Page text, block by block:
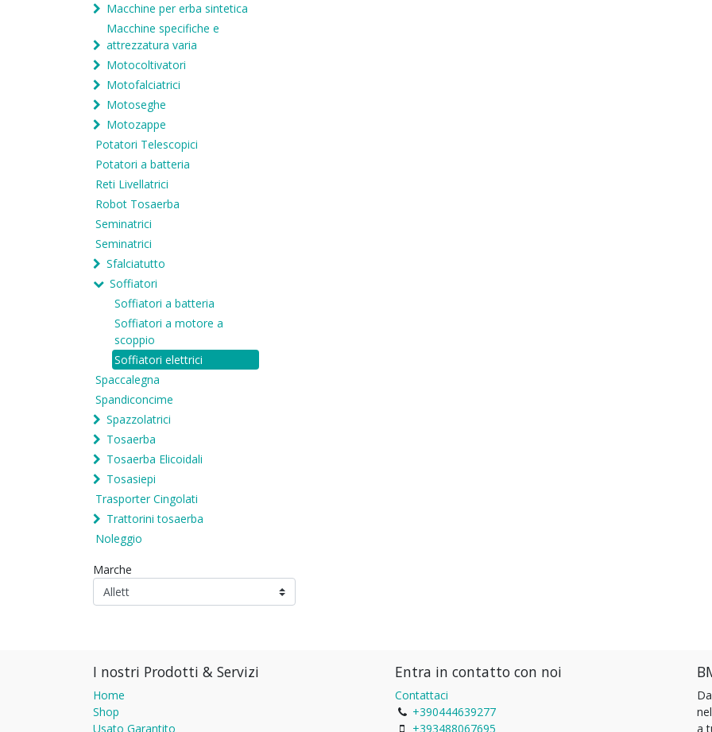
Macchine per erba sintetica
Macchine specifiche e
attrezzatura varia
Motocoltivatori
Motofalciatrici
Motoseghe
Motozappe
Potatori Telescopici
Potatori a batteria
Reti Livellatrici
Robot Tosaerba
Seminatrici
Seminatrici
Sfalciatutto
Soffiatori
Soffiatori a batteria
Soffiatori a motore a
scoppio
Soffiatori elettrici
Spaccalegna
Spandiconcime
Spazzolatrici
Tosaerba
Tosaerba Elicoidali
Tosasiepi
Trasporter Cingolati
Trattorini tosaerba
Noleggio
Marche
I nostri Prodotti & Servizi
Home
Shop
Usato Garantito
Entra in contatto con noi
Contattaci
+390444639277
+393488067695
a